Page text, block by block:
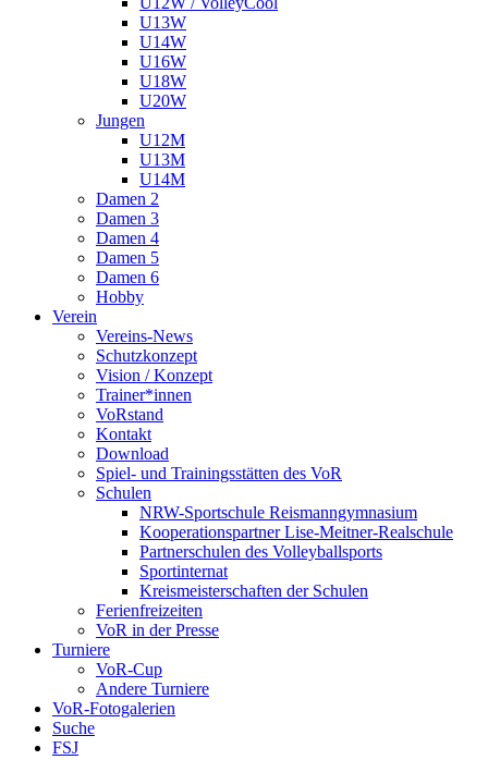
U13W
U14W
U16W
U18W
U20W
Jungen
U12M
U13M
U14M
Damen 2
Damen 3
Damen 4
Damen 5
Damen 6
Hobby
Verein
Vereins-News
Schutzkonzept
Vision / Konzept
Trainer*innen
VoRstand
Kontakt
Download
Spiel- und Trainingsstätten des VoR
Schulen
NRW-Sportschule Reismanngymnasium
Kooperationspartner Lise-Meitner-Realschule
Partnerschulen des Volleyballsports
Sportinternat
Kreismeisterschaften der Schulen
Ferienfreizeiten
VoR in der Presse
Turniere
VoR-Cup
Andere Turniere
VoR-Fotogalerien
Suche
FSJ